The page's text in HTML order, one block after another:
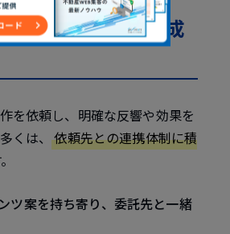
共に作る”姿勢が成
を依頼し、明確な反響や効果を
くは、依頼先との連携体制に積
ツ案を持ち寄り、委託先と一緒